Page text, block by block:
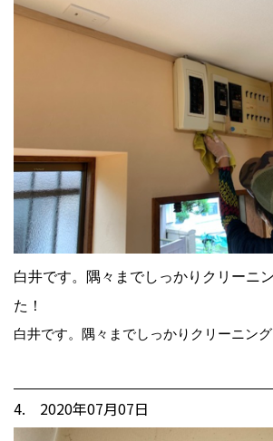
白井です。隅々までしっかりクリーニ
た！
白井です。隅々までしっかりクリーニン
4. 2020年07月07日